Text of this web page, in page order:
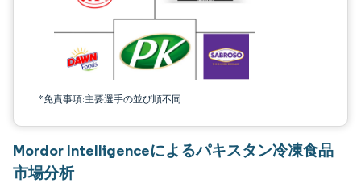
*免責事項:主要選手の並び順不同
Mordor Intelligenceによるパキスタン冷凍食品
市場分析